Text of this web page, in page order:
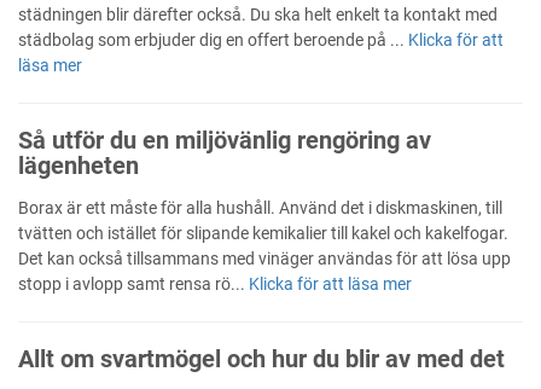
städningen blir därefter också. Du ska helt enkelt ta kontakt med
städbolag som erbjuder dig en offert beroende på ... Klicka för att
läsa mer
Så utför du en miljövänlig rengöring av
lägenheten
Borax är ett måste för alla hushåll. Använd det i diskmaskinen, till
tvätten och istället för slipande kemikalier till kakel och kakelfogar.
Det kan också tillsammans med vinäger användas för att lösa upp
stopp i avlopp samt rensa rö... Klicka för att läsa mer
Allt om svartmögel och hur du blir av med det